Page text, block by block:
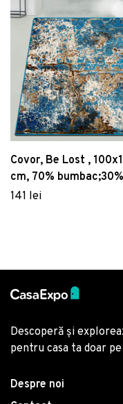
Covor, Be Lost ,
cm, 70% bumbac;30%
poliester, Multicolor
141 lei
Descoperă și
pentru casa ta doar
Despre noi